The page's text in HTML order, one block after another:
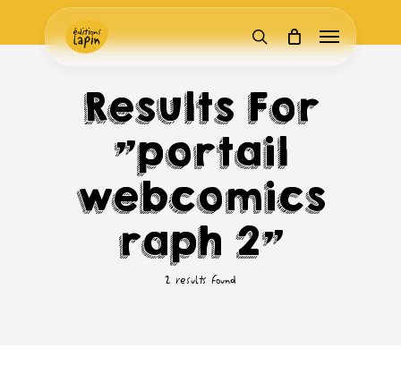
search
Menu
Results For
"portail
webcomics
raph 2"
2 results found